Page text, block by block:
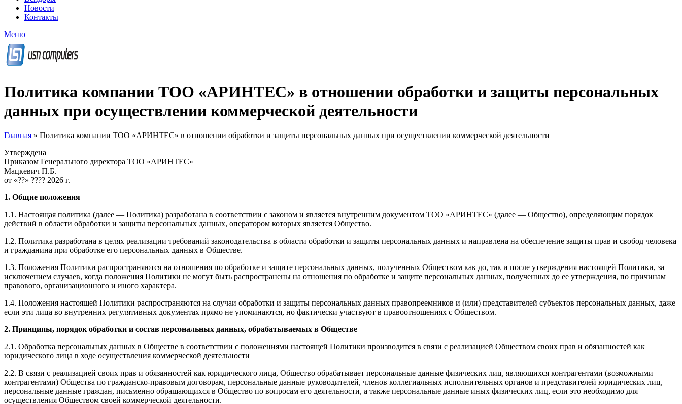
Новости
Контакты
Меню
Политика компании ТОО «АРИНТЕС» в отношении обработки и защиты персональных
данных при осуществлении коммерческой деятельности
Главная » Политика компании ТОО «АРИНТЕС» в отношении обработки и защиты персональных данных при осуществлении коммерческой деятельности
Утверждена
Приказом Генерального директора ТОО «АРИНТЕС»
Мацкевич П.Б.
от «??» ???? 2026 г.
1. Общие положения
1.1. Настоящая политика (далее — Политика) разработана в соответствии с законом и является внутренним документом ТОО «АРИНТЕС» (далее — Общество), определяющим порядок
действий в области обработки и защиты персональных данных, оператором которых является Общество.
1.2. Политика разработана в целях реализации требований законодательства в области обработки и защиты персональных данных и направлена на обеспечение защиты прав и свобод человека
и гражданина при обработке его персональных данных в Обществе.
1.3. Положения Политики распространяются на отношения по обработке и защите персональных данных, полученных Обществом как до, так и после утверждения настоящей Политики, за
исключением случаев, когда положения Политики не могут быть распространены на отношения по обработке и защите персональных данных, полученных до ее утверждения, по причинам
правового, организационного и иного характера.
1.4. Положения настоящей Политики распространяются на случаи обработки и защиты персональных данных правопреемников и (или) представителей субъектов персональных данных, даже
если эти лица во внутренних регулятивных документах прямо не упоминаются, но фактически участвуют в правоотношениях с Обществом.
2. Принципы, порядок обработки и состав персональных данных, обрабатываемых в Обществе
2.1. Обработка персональных данных в Обществе в соответствии с положениями настоящей Политики производится в связи с реализацией Обществом своих прав и обязанностей как
юридического лица в ходе осуществления коммерческой деятельности
2.2. В связи с реализацией своих прав и обязанностей как юридического лица, Общество обрабатывает персональные данные физических лиц, являющихся контрагентами (возможными
контрагентами) Общества по гражданско-правовым договорам, персональные данные руководителей, членов коллегиальных исполнительных органов и представителей юридических лиц,
персональные данные граждан, письменно обращающихся в Общество по вопросам его деятельности, а также персональные данные иных физических лиц, если это необходимо для
осуществления Обществом своей коммерческой деятельности.